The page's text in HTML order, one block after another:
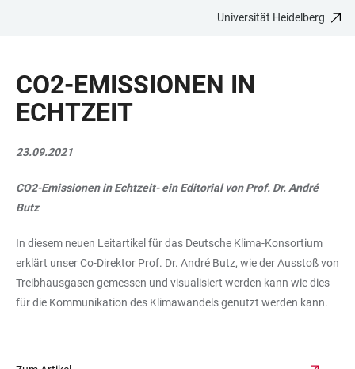
BARRIEREFREIHEIT
Universität Heidelberg
CO2-EMISSIONEN IN
ECHTZEIT
23.09.2021
CO2-Emissionen in Echtzeit- ein Editorial von Prof. Dr. André
Butz
In diesem neuen Leitartikel für das Deutsche Klima-Konsortium
erklärt unser Co-Direktor Prof. Dr. André Butz, wie der Ausstoß von
Treibhausgasen gemessen und visualisiert werden kann wie dies
für die Kommunikation des Klimawandels genutzt werden kann.